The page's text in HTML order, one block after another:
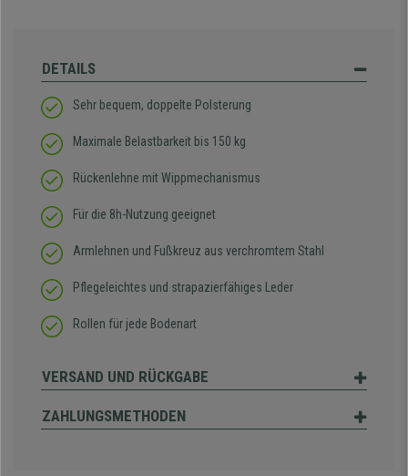
DETAILS
Sehr bequem, doppelte Polsterung
Maximale Belastbarkeit bis 150 kg
Rückenlehne mit Wippmechanismus
Für die 8h-Nutzung geeignet
Armlehnen und Fußkreuz aus verchromtem Stahl
Pflegeleichtes und strapazierfähiges Leder
Rollen für jede Bodenart
VERSAND UND RÜCKGABE
ZAHLUNGSMETHODEN